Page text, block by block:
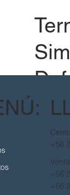
de
+56
+56
+56